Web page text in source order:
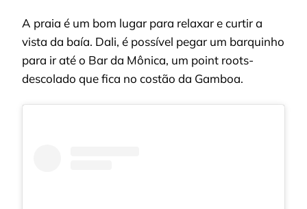
A praia é um bom lugar para relaxar e curtir a
vista da baía. Dali, é possível pegar um barquinho
para ir até o Bar da Mônica, um point roots-
descolado que fica no costão da Gamboa.